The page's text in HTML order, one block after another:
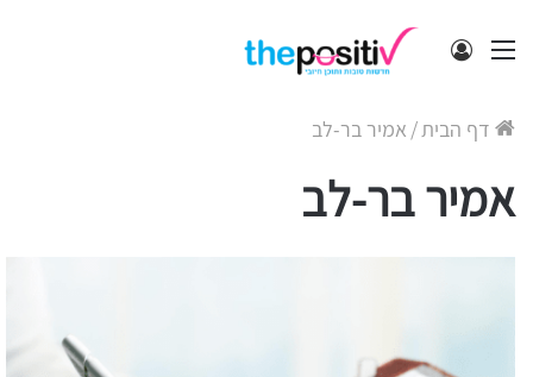
תפריט התחבר
דף הבית/ אמיר בר-לב
אמיר בר-לב